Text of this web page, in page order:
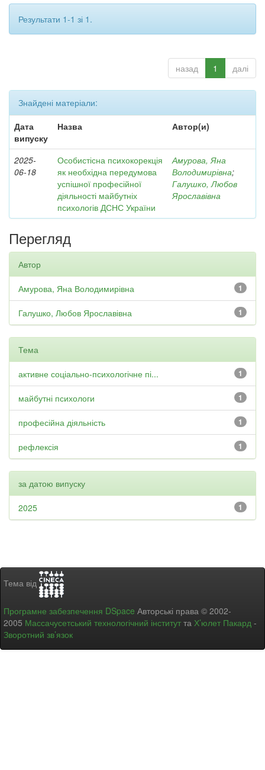
Результати 1-1 зі 1.
назад 1 далі
Знайдені матеріали:
Дата
випуску
Назва Автор(и)
2025-
06-18
Особистісна психокорекція
як необхідна передумова
успішної професійної
діяльності майбутніх
психологів ДСНС України
Амурова, Яна
Володимирівна;
Галушко, Любов
Ярославівна
Перегляд
Автор
1
Амурова, Яна Володимирівна
1
Галушко, Любов Ярославівна
Тема
1
активне соціально-психологічне пі...
1
майбутні психологи
1
професійна діяльність
1
рефлексія
за датою випуску
1
2025
Тема від
Програмне забезпечення DSpace Авторські права © 2002-
2005 Массачусетський технологічний інститут та Х’юлет Пакард -
Зворотний зв’язок